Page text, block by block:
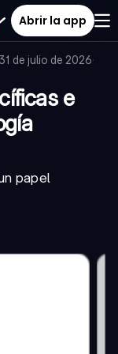
Abrir la app
31 de julio de 2026·
e
papel